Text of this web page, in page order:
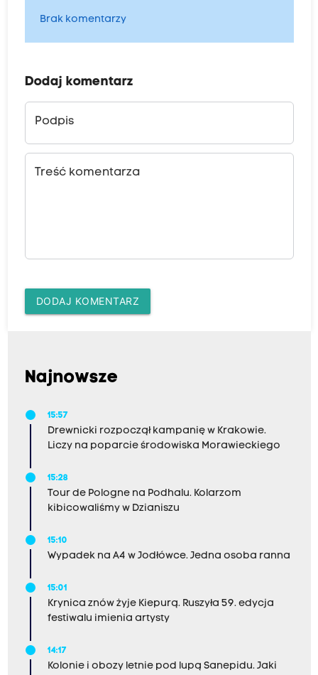
Brak komentarzy
Dodaj komentarz
Podpis
Treść komentarza
DODAJ KOMENTARZ
Najnowsze
15:57
Drewnicki rozpoczął kampanię w Krakowie.
Liczy na poparcie środowiska Morawieckiego
15:28
Tour de Pologne na Podhalu. Kolarzom
kibicowaliśmy w Dzianiszu
15:10
Wypadek na A4 w Jodłówce. Jedna osoba ranna
15:01
Krynica znów żyje Kiepurą. Ruszyła 59. edycja
festiwalu imienia artysty
14:17
Kolonie i obozy letnie pod lupą Sanepidu. Jaki